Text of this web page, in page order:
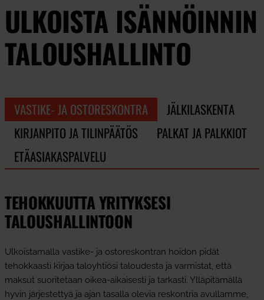
ULKOISTA ISÄNNÖINNIN
TALOUSHALLINTO
VASTIKE- JA OSTORESKONTRA
JÄLKILASKENTA
KIRJANPITO JA TILINPÄÄTÖS
PALKAT JA PALKKIOT
ETÄASIAKASPALVELU
TEHOKKUUTTA YRITYKSESI
TALOUSHALLINTOON
Ulkoistamalla vastike- ja ostoreskontran hoidon pidät
tehokkaasti kirjaa taloyhtiösi taloudesta ja varmistat, että
maksut suoritetaan oikea-aikaisesti ja tarkasti. Ylläpitämällä
hyvin järjestettyä ja ajan tasalla olevia reskontria avullamme,